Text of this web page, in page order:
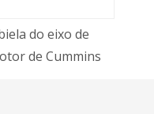
do eixo de
de Cummins